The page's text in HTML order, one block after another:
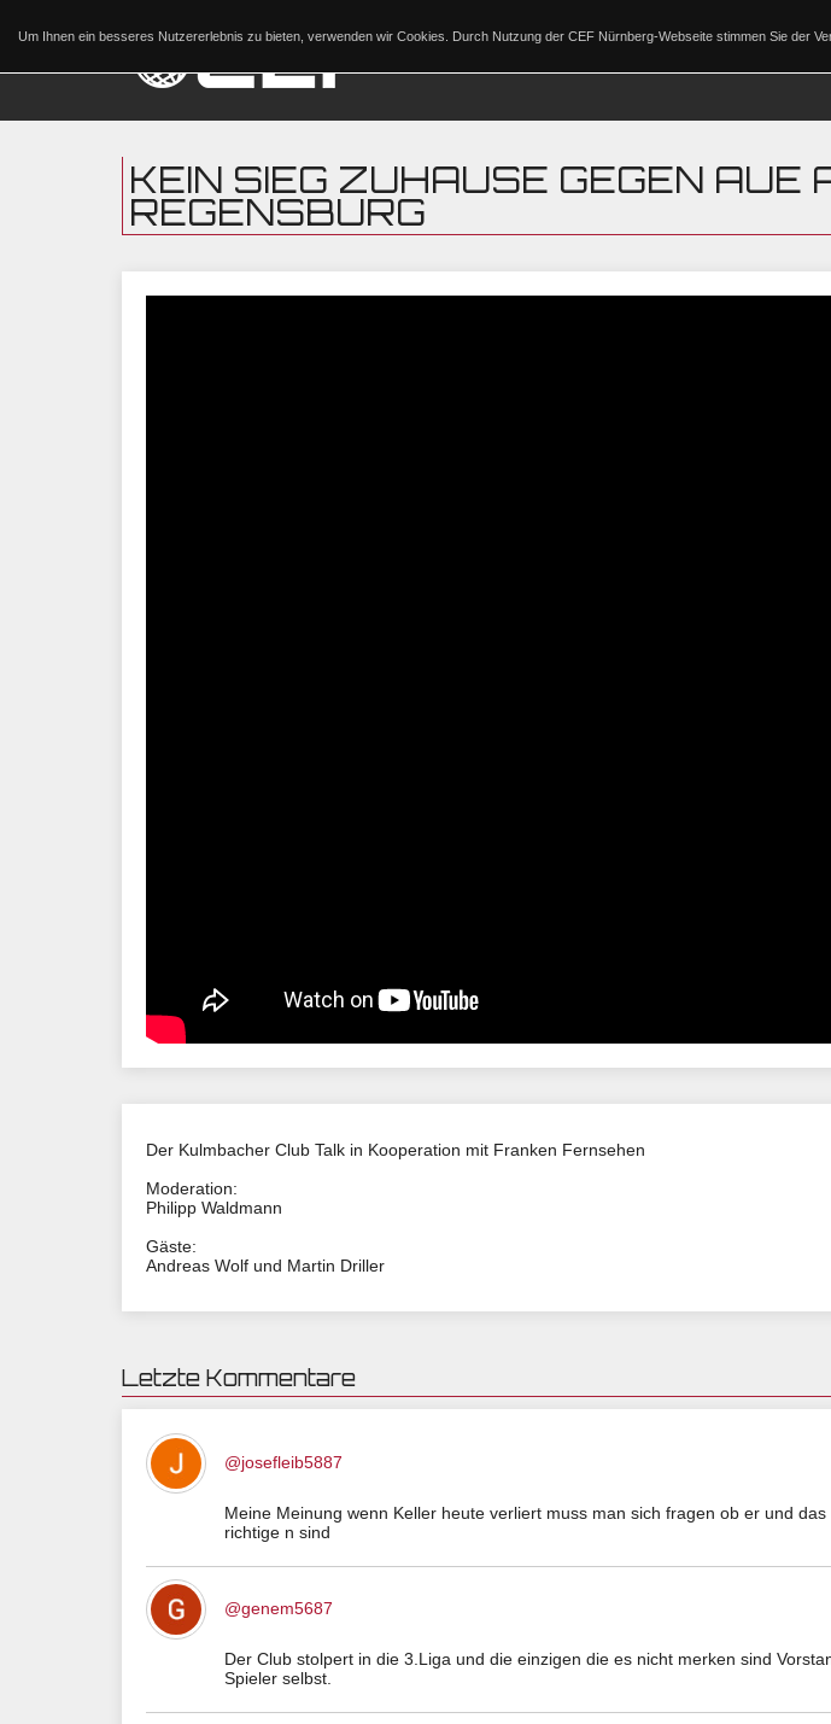
Um Ihnen ein besseres Nutzererlebnis zu bieten, verwenden wir Cookies. Durch Nutzung der CEF Nürnberg-Webseite stimmen Sie der
KEIN SIEG ZUHAUSE GEGEN AUE
REGENSBURG
Der Kulmbacher Club Talk in Kooperation mit Franken Fernsehen
Moderation:
Philipp Waldmann
Gäste:
Andreas Wolf und Martin Driller
Letzte Kommentare
@josefleib5887
Meine Meinung wenn Keller heute verliert muss man sich fragen ob er und
richtige n sind
@genem5687
Der Club stolpert in die 3.Liga und die einzigen die es nicht merken sind
Spieler selbst.